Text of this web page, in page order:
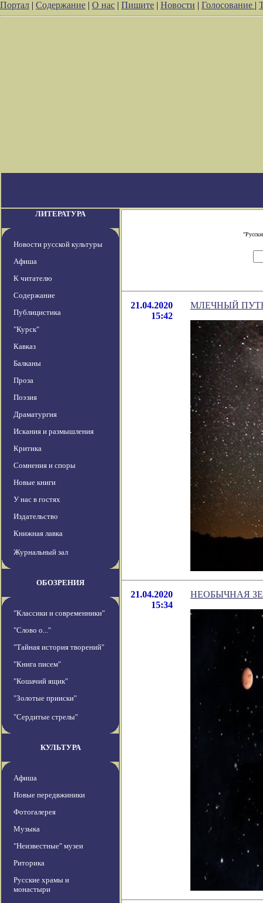
Портал | Содержание | О нас | Пишите | Новости | Голосование |
ЛИТЕРАТУРА
Новости русской культуры
Афиша
К читателю
Содержание
Публицистика
"Курск"
Кавказ
Балканы
Проза
Поэзия
Драматургия
Искания и размышления
Критика
Сомнения и споры
Новые книги
У нас в гостях
Издательство
Книжная лавка
Журнальный зал
ОБОЗРЕНИЯ
"Классики и современники"
"Слово о..."
"Тайная история творений"
"Книга писем"
"Кошачий ящик"
"Золотые прииски"
"Сердитые стрелы"
КУЛЬТУРА
Афиша
Новые передвжиники
Фотогалерея
Музыка
"Неизвестные" музеи
Риторика
Русские храмы и
монастыри
21.04.2020
15:42
МЛЕЧНЫЙ
21.04.2020
15:34
НЕОБЫЧНАЯ